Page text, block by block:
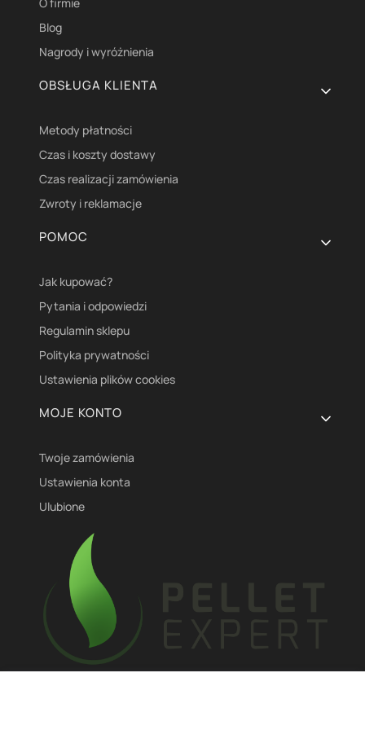
Blog
Nagrody i wyróżnienia
OBSŁUGA KLIENTA
Metody płatności
Czas i koszty dostawy
Czas realizacji zamówienia
Zwroty i reklamacje
POMOC
Jak kupować?
Pytania i odpowiedzi
Regulamin sklepu
Polityka prywatności
Ustawienia plików cookies
MOJE KONTO
Twoje zamówienia
Ustawienia konta
Ulubione